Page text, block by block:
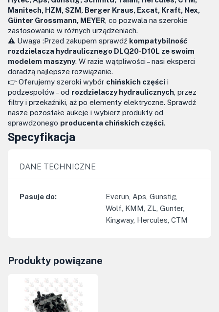
Manitech, HZM, SZM, Berger Kraus, Excat, Kraft, Nex,
Günter Grossmann, MEYER , co pozwala na szerokie
zastosowanie w różnych urządzeniach.
⚠️ Uwaga :Przed zakupem sprawdź kompatybilność
rozdzielacza hydraulicznego DLQ20-D10L ze swoim
modelem maszyny. W razie wątpliwości – nasi eksperci
doradzą najlepsze rozwiązanie.
👉 Oferujemy szeroki wybór chińskich części i
podzespołów – od rozdzielaczy hydraulicznych , przez
filtry i przekaźniki, aż po elementy elektryczne. Sprawdź
nasze pozostałe aukcje i wybierz produkty od
sprawdzonego producenta chińskich części.
Specyfikacja
DANE TECHNICZNE
Pasuje do:
Everun, Aps, Gunstig,
Wolf, KMM, ZL, Gunter,
Kingway, Hercules, CTM
Produkty powiązane